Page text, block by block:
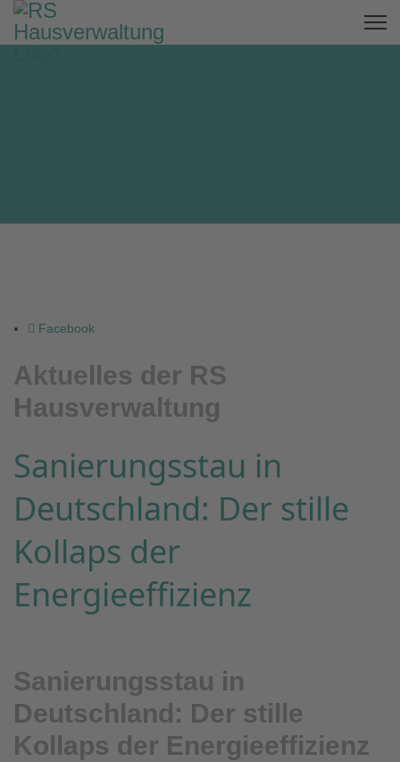
Facebook
Aktuelles der RS
Hausverwaltung
Sanierungsstau in
Deutschland: Der stille
Kollaps der
Energieeffizienz
Sanierungsstau in
Deutschland: Der stille
Kollaps der Energieeffizienz